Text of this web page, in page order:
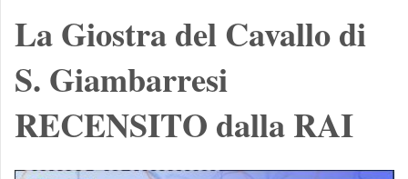
La Giostra del Cavallo di
S. Giambarresi
RECENSITO dalla RAI